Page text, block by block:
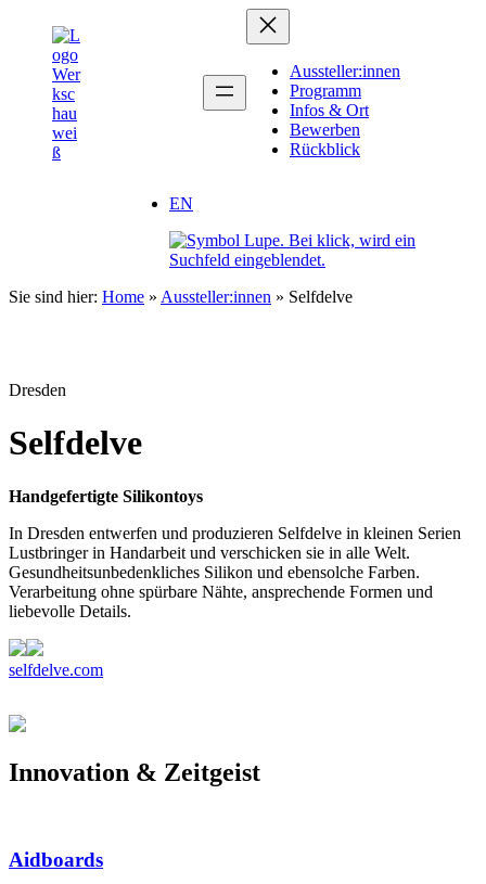
springen
Aussteller:innen
Programm
Infos & Ort
Bewerben
Rückblick
EN
Sie sind hier: Home » Aussteller:innen » Selfdelve
Dresden
Selfdelve
Handgefertigte Silikontoys
In Dresden entwerfen und produzieren Selfdelve in kleinen Serien
Lustbringer in Handarbeit und verschicken sie in alle Welt.
Gesundheitsunbedenkliches Silikon und ebensolche Farben.
Verarbeitung ohne spürbare Nähte, ansprechende Formen und
liebevolle Details.
selfdelve.com
Innovation & Zeitgeist
Aidboards